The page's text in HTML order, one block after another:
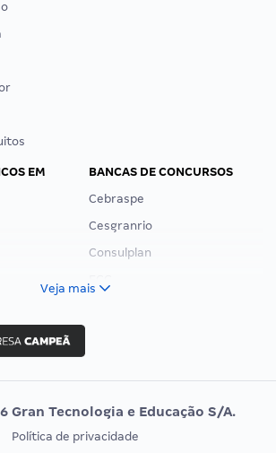
EM
BANCAS DE CONCURSOS
Cebraspe
Cesgranrio
Consulplan
Vunesp
EXAME DE ORDEM
Veja mais
Gran Tecnologia e Educação S/A.
Política de privacidade